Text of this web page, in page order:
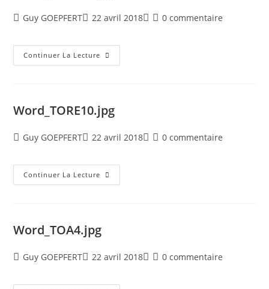
Guy GOEPFERT 22 avril 2018 0 commentaire
Continuer La Lecture
Word_TORE10.jpg
Guy GOEPFERT 22 avril 2018 0 commentaire
Continuer La Lecture
Word_TOA4.jpg
Guy GOEPFERT 22 avril 2018 0 commentaire